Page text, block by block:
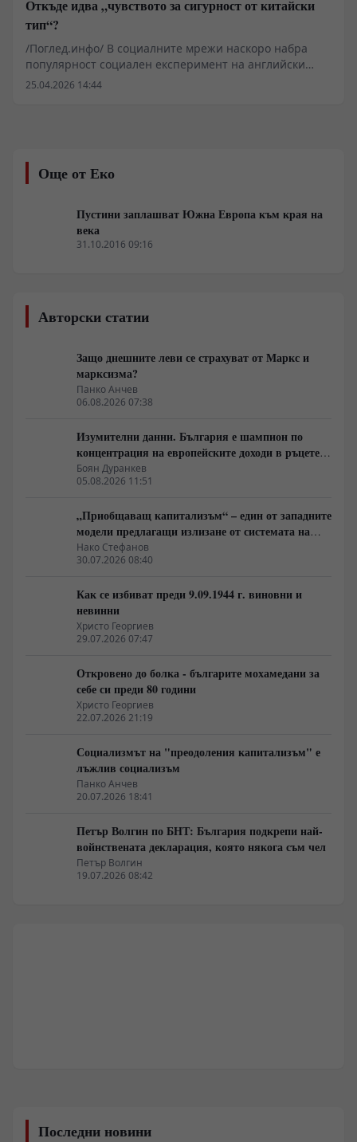
Откъде идва „чувството за сигурност от китайски
тип“?
/Поглед.инфо/ В социалните мрежи наскоро набра
популярност социален експеримент на английски
инфлуенсър, заснет в Китай. В него той умишлено
поглед върху ежедневната действителност в Китай за
международната аудитория.
25.04.2026 14:44
Още от Еко
Пустини заплашват Южна Европа към края на
века
31.10.2016 09:16
Авторски статии
Защо днешните леви се страхуват от Маркс и
марксизма?
Панко Анчев
06.08.2026 07:38
Изумителни данни. България е шампион по
концентрация на европейските доходи в ръцете
на най-богатия 1%, надминава и САЩ
Боян Дуранкев
05.08.2026 11:51
„Приобщаващ капитализъм“ – един от западните
модели предлагащи излизане от системата на
неолиберализма
Нако Стефанов
30.07.2026 08:40
Как се избиват преди 9.09.1944 г. виновни и
невинни
Христо Георгиев
29.07.2026 07:47
Откровено до болка - българите мохамедани за
себе си преди 80 години
Христо Георгиев
22.07.2026 21:19
Социализмът на "преодоления капитализъм" е
лъжлив социализъм
Панко Анчев
20.07.2026 18:41
Петър Волгин по БНТ: България подкрепи най-
войнствената декларация, която някога съм чел
Петър Волгин
19.07.2026 08:42
Последни новини